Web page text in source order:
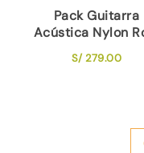
Pack Guitarra
Acústica Nylon
S/279.00